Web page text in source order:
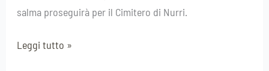
salma proseguirà per il Cimitero di Nurri.
Leggi tutto »